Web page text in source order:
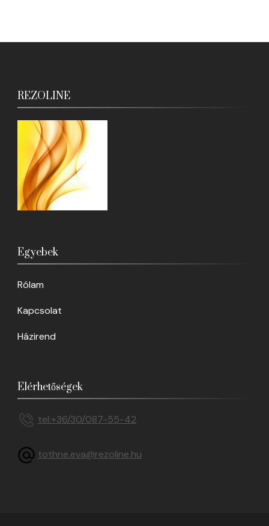
REZOLINE
Egyebek
Rólam
Kapcsolat
Házirend
Elérhetőségek
tel:+36/30/087-55-42
tothne.eva@rezoline.hu